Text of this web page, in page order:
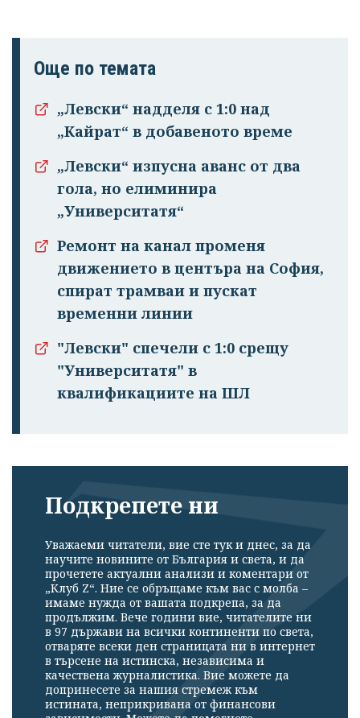
Още по темата
„Левски“ надделя с 1:0 над
„Кайрат“ в добавеното време
„Левски“ изпусна аванс от два
гола, но елиминира
„Университатя“
Ремонт на канал променя
движението в центъра на София,
спират трамваи и пускат
временни линии
"Левски" спечели с 1:0 срещу
"Университатя" в
квалификациите на ШЛ
Подкрепете ни
Уважаеми читатели, вие сте тук и днес, за да
научите новините от България и света, и да
прочетете актуални анализи и коментари от
„Клуб Z“. Ние се обръщаме към вас с молба –
имаме нужда от вашата подкрепа, за да
продължим. Вече години вие, читателите ни
в 97 държави на всички континенти по света,
отваряте всеки ден страницата ни в интернет
в търсене на истинска, независима и
качествена журналистика. Вие можете да
допринесете за нашия стремеж към
истината, неприкривана от финансови